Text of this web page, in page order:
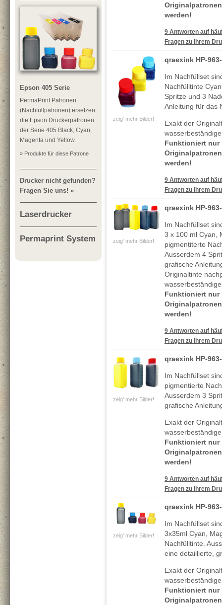
Epson 405 Serie
PermaPrint Patronen
(Nachfüllpatronen) ersetzen
die Epson Druckerpatronen
der Serie 405 Black, Cyan,
Magenta und Yellow.
» Produkte für diese Patrone
Drucker nicht gefunden?
Fragen Sie uns! »
Laserdrucker
Permaprint System
werden!
9 Antworten auf
Fragen zu Ihrem
zeig' mehr Bilder!
qraexink HP-
Im Nachfüllset
Nachfülltinte
Spritze und 3
Anleitung für das
Exakt der
Funktioniert nur
werden!
9 Antworten auf
Fragen zu Ihrem
zeig' mehr Bilder!
qraexink HP-
Im Nachfüllset
3 x 100 ml Cyan,
pigmentiterte
Ausserdem 4
grafische
Originaltinte
Funktioniert nur
werden!
9 Antworten auf
Fragen zu Ihrem
zeig' mehr Bilder!
qraexink HP-
Im Nachfüllset
pigmentierte
Ausserdem 3
grafische
Exakt der
Funktioniert nur
werden!
9 Antworten auf
Fragen zu Ihrem
zeig' mehr Bilder!
qraexink HP-
Im Nachfüllset
3x35ml Cyan,
Nachfülltinte.
eine detaillierte,
Exakt der
Funktioniert nur